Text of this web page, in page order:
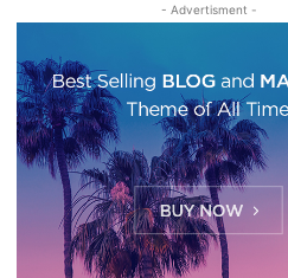
- Advertisment -